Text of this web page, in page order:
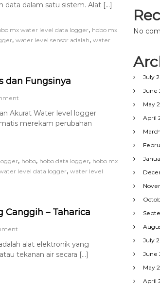
dalam satu sistem. Alat […]
mx water level data logger, hobo mx
, water level sensor adalah, water
dan Fungsinya
Akurat Water level logger
merekam perubahan
, hobo, hobo data logger, hobo mx
level data logger, water level
Canggih – Taharica
alat elektronik yang
tekanan air secara […]
No
July
June
May
April
July
June
May
April